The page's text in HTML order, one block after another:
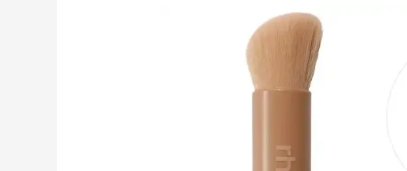
【55专享】Bobbi Brown 美网：美妆礼